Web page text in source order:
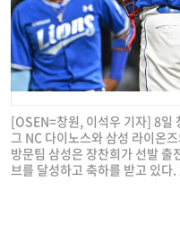
[OSEN=창원, 이석우 기자] 8일
그 NC 다이노스와 삼성 라이온
방문팀 삼성은 장찬희가 선발
브를 달성하고 축하를 받고 있